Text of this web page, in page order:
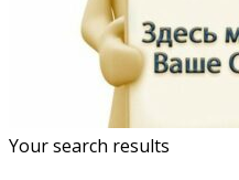
Your search results